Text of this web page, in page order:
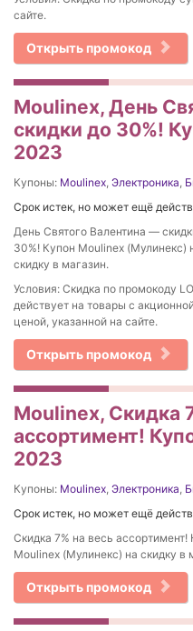
сайте.
Открыть промокод
Moulinex, День
скидки до 30%!
2023
Купоны: Moulinex, Электроника,
Срок истек, но может ещё
День Святого Валентина —
30%! Купон Moulinex (Мулинекс)
скидку в магазин.
Условия: Скидка по промокоду
действует на товары с
ценой, указанной на сайте.
Открыть промокод
Moulinex, Скидка
ассортимент!
2023
Купоны: Moulinex, Электроника,
Срок истек, но может ещё
Скидка 7% на весь ассортимент!
Moulinex (Мулинекс) на скидку в
Открыть промокод